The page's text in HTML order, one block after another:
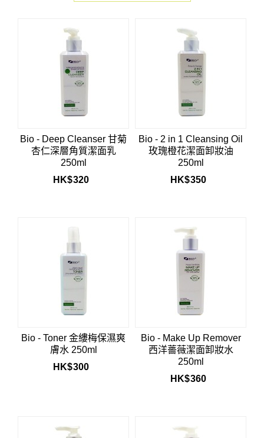
Bio - Deep Cleanser 甘菊
杏仁深層角質潔面乳
250ml
HK$320
Bio - 2 in 1 Cleansing Oil
玫瑰橙花潔面卸妝油
250ml
HK$350
Bio - Toner 金縷梅保濕爽
膚水 250ml
HK$300
Bio - Make Up Remover
西洋薔薇潔面卸妝水
250ml
HK$360